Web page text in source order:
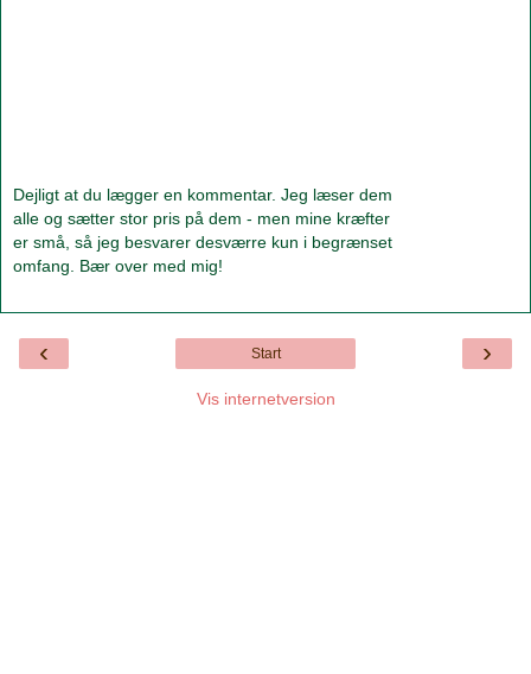
Dejligt at du lægger en kommentar. Jeg læser dem
alle og sætter stor pris på dem - men mine kræfter
er små, så jeg besvarer desværre kun i begrænset
omfang. Bær over med mig!
‹ ›
Start
Vis internetversion